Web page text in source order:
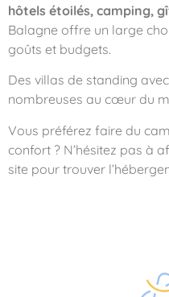
hôtels étoilés, camping,
Balagne offre un large
goûts et budgets.
Des villas de standing
nombreuses au cœur du
Vous préférez faire du
confort ? N’hésitez pas à
site pour trouver